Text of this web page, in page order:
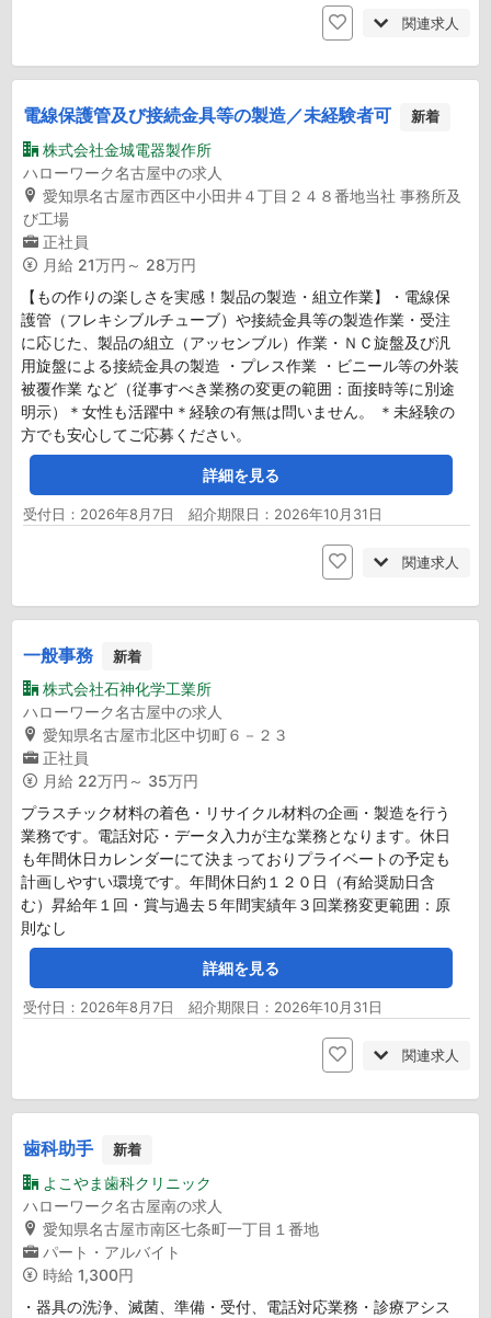
関連求人
電線保護管及び接続金具等の製造／未経験者可 新着
株式会社金城電器製作所
ハローワーク名古屋中の求人
愛知県名古屋市西区中小田井４丁目２４８番地当社 事務所及
び工場
正社員
月給 21万円～ 28万円
【もの作りの楽しさを実感！製品の製造・組立作業】・電線保
護管（フレキシブルチューブ）や接続金具等の製造作業・受注
に応じた、製品の組立（アッセンブル）作業・ＮＣ旋盤及び汎
用旋盤による接続金具の製造 ・プレス作業 ・ビニール等の外装
被覆作業 など（従事すべき業務の変更の範囲：面接時等に別途
明示）＊女性も活躍中＊経験の有無は問いません。 ＊未経験の
方でも安心してご応募ください。
詳細を見る
受付日：2026年8月7日 紹介期限日：2026年10月31日
関連求人
一般事務 新着
株式会社石神化学工業所
ハローワーク名古屋中の求人
愛知県名古屋市北区中切町６－２３
正社員
月給 22万円～ 35万円
プラスチック材料の着色・リサイクル材料の企画・製造を行う
業務です。電話対応・データ入力が主な業務となります。休日
も年間休日カレンダーにて決まっておりプライベートの予定も
計画しやすい環境です。年間休日約１２０日（有給奨励日含
む）昇給年１回・賞与過去５年間実績年３回業務変更範囲：原
則なし
詳細を見る
受付日：2026年8月7日 紹介期限日：2026年10月31日
関連求人
歯科助手 新着
よこやま歯科クリニック
ハローワーク名古屋南の求人
愛知県名古屋市南区七条町一丁目１番地
パート・アルバイト
時給 1,300円
・器具の洗浄、滅菌、準備・受付、電話対応業務・診療アシス